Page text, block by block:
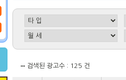
검색된 광고수 : 125 건